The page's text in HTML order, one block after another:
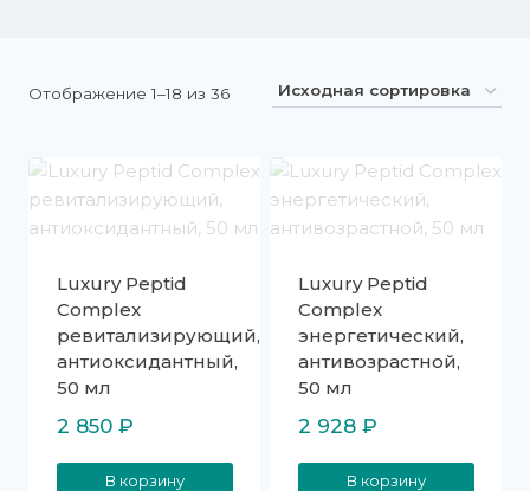
Отображение 1–18 из 36
Luxury Peptid
Complex
ревитализирующий,
антиоксидантный,
50 мл
2 850 ₽
В корзину
Luxury Peptid
Complex
энергетический,
антивозрастной,
50 мл
2 928 ₽
В корзину